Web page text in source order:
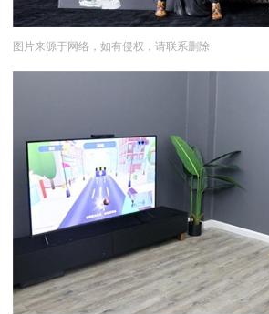
图片来源于网络，如有侵权，请联系删除